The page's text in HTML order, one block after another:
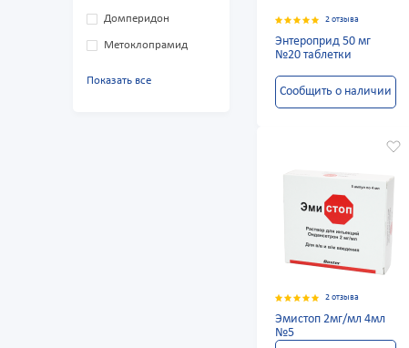
Домперидон
Метоклопрамид
Показать все
2 отзыва
Энтероприд 50 мг
№20 таблетки
Сообщить о наличии
2 отзыва
Эмистоп 2мг/мл 4мл
№5